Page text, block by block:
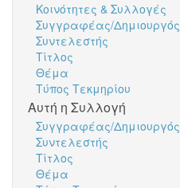
Κοινότητες & Συλλογές
Συγγραφέας/Δημιουργός
Συντελεστής
Τίτλος
Θέμα
Τύπος Τεκμηρίου
Αυτή η Συλλογή
Συγγραφέας/Δημιουργός
Συντελεστής
Τίτλος
Θέμα